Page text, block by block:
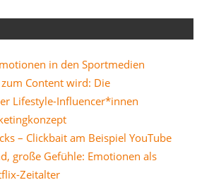
in den Sportmedien
Content wird: Die
Lifestyle-Influencer*innen
– Clickbait am Beispiel YouTube
große Gefühle: Emotionen als
Zeitalter